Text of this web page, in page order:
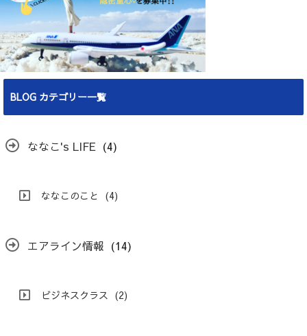
BLOG カテゴリー一覧
ななこ's LIFE (4)
ななこのこと (4)
エアライン情報 (14)
ビジネスクラス (2)